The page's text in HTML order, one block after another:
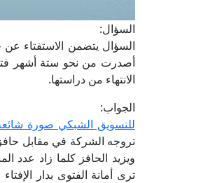
السؤال:
أصدرت من نحو ستة أشهر
الانتهاء من دراستها.
الجواب:
للتسويق الشبكي صورة
تروجه الشركة في مقابل
ويزيد الحافز كلما زاد عدد
ترى أمانة الفتوى بدار